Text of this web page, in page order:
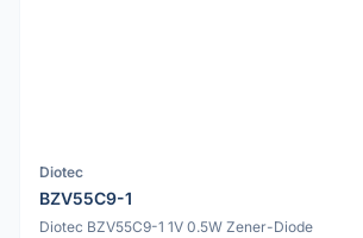
Diotec
BZV55C9-1
Diotec BZV55C9-1 1V 0.5W Zener-Diode